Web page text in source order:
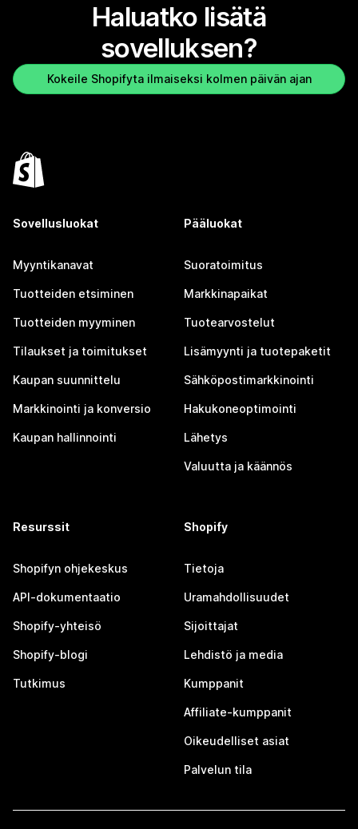
Haluatko lisätä
sovelluksen?
Kokeile Shopifyta ilmaiseksi kolmen päivän ajan
Sovellusluokat
Myyntikanavat
Tuotteiden etsiminen
Tuotteiden myyminen
Tilaukset ja toimitukset
Kaupan suunnittelu
Markkinointi ja konversio
Kaupan hallinnointi
Pääluokat
Suoratoimitus
Markkinapaikat
Tuotearvostelut
Lisämyynti ja tuotepaketit
Sähköpostimarkkinointi
Hakukoneoptimointi
Lähetys
Valuutta ja käännös
Resurssit
Shopifyn ohjekeskus
API-dokumentaatio
Shopify-yhteisö
Shopify-blogi
Tutkimus
Shopify
Tietoja
Uramahdollisuudet
Sijoittajat
Lehdistö ja media
Kumppanit
Affiliate-kumppanit
Oikeudelliset asiat
Palvelun tila